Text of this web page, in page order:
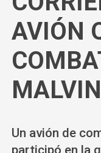
AVIÓN
Un avión de
participó en la